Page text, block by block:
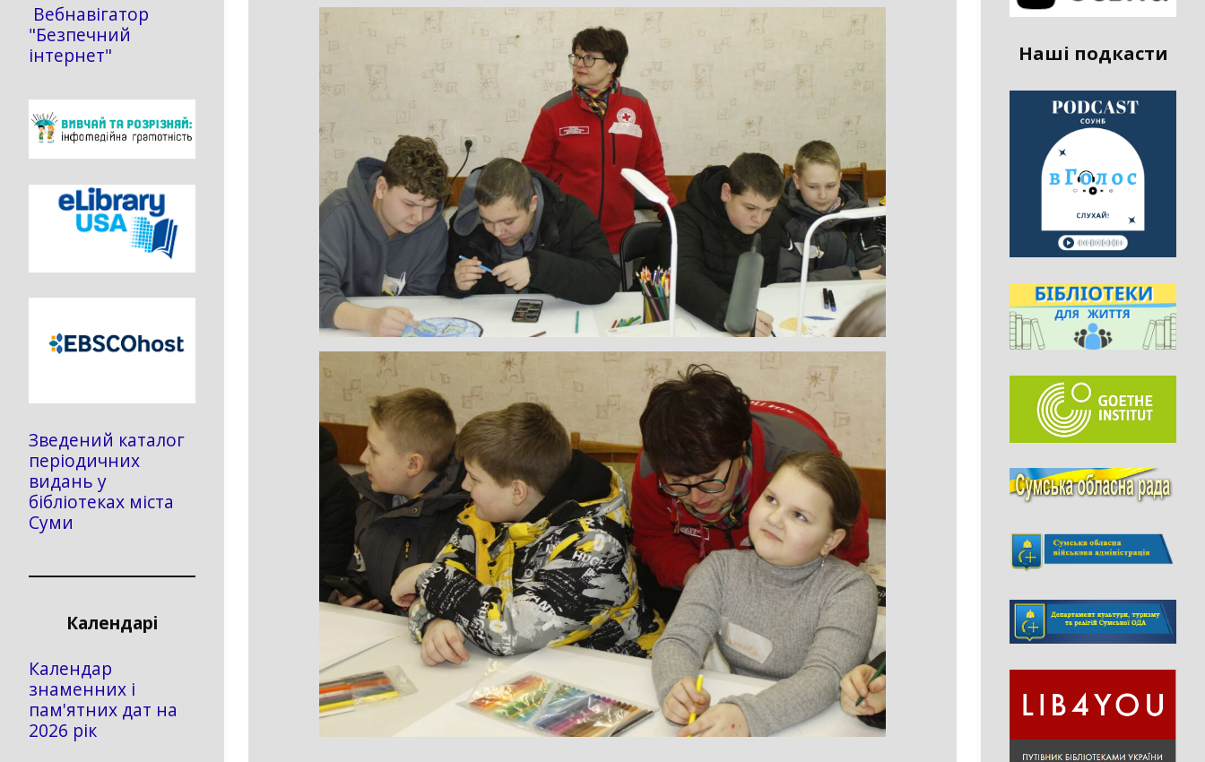
Вебнавігатор
"Безпечний
інтернет"
Зведений каталог
періодичних
видань у
бібліотеках міста
Суми
Календарі
Календар
знаменних і
пам'ятних дат на
2026 рік
Наші подкасти